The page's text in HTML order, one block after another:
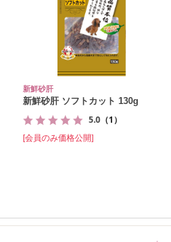
新鮮砂肝
新鮮砂肝 ソフトカット 130g
5.0 （1）
[会員のみ価格公開]